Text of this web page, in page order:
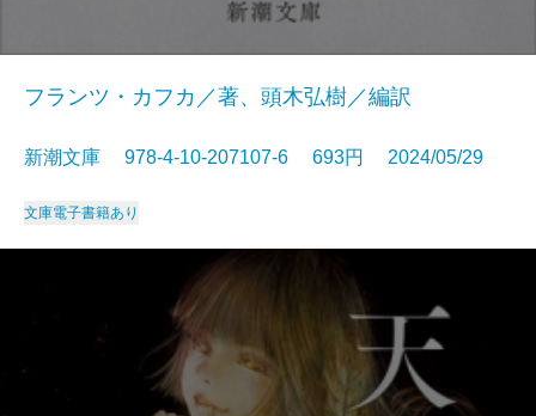
フランツ・カフカ／著、頭木弘樹／編訳
新潮文庫 978-4-10-207107-6 693円 2024/05/29
文庫電子書籍あり